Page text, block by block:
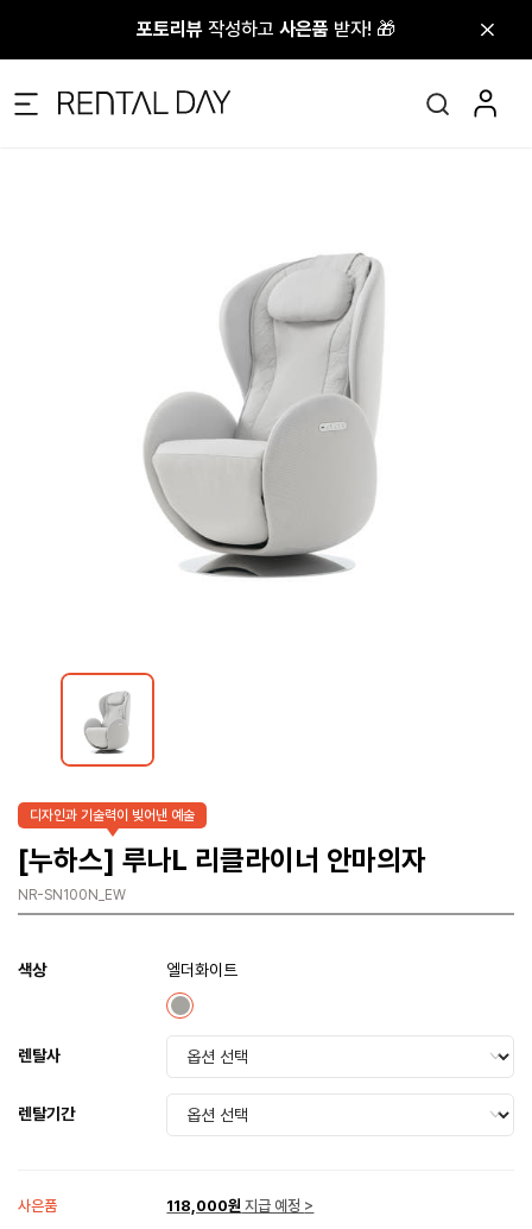
포토리뷰 작성하고 사은품 받자! 🎁
포토리뷰 작성하고 사은품 받자! 🎁
디자인과 기술력이 빚어낸 예술
[누하스] 루나L 리클라이너 안마의자
NR-SN100N_EW
색상 엘더화이트
렌탈사
렌탈기간
사은품 118,000원 지급 예정 >